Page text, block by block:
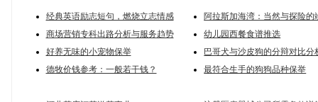
经典英语励志短句，燃烧立志情感
阿拉斯加海湾：当然与探险的
商场营销专科出路分析与服务趋势
幼儿园西餐食谱推选
好养无味的小宠物保举
巴哥犬与沙皮狗的分辩对比分
德牧价钱参考：一般若干钱？
最符合生手的狗狗品种保举